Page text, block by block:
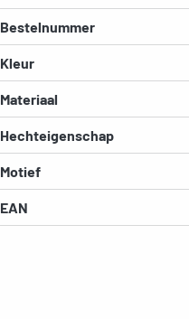
Bestelnummer
Kleur
Materiaal
Hechteigenschap
Motief
EAN